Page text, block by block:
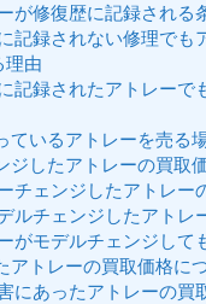
が修復歴に記録される
記録されない修理でも
理由
記録されたアトレーで
ているアトレーを売る
ジしたアトレーの買取
チェンジしたアトレー
ルチェンジしたアトレ
がモデルチェンジして
アトレーの買取価格に
にあったアトレーの買